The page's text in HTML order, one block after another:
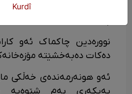
شتی جوانی لێ دروست
نوورەدین چاکماک ئەو
دەکات دەبەخشێتە
پەیکەری بەم شێوەیە
Kurdî